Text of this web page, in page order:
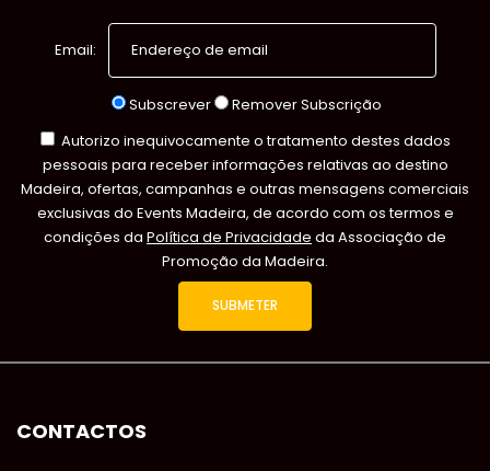
Email:
Subscrever
Remover Subscrição
Autorizo inequivocamente o tratamento destes dados
pessoais para receber informações relativas ao destino
Madeira, ofertas, campanhas e outras mensagens comerciais
exclusivas do Events Madeira, de acordo com os termos e
condições da Política de Privacidade da Associação de
Promoção da Madeira.
CONTACTOS